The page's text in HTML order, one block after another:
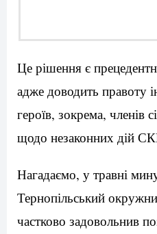
Це рішення є
адже доводить правоту
героїв, зокрема, членів
щодо незаконних дій
Нагадаємо, у травні
Тернопільський
частково задовольнив